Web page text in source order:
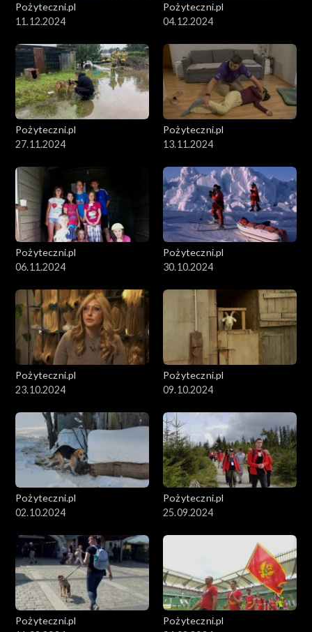
Pożyteczni.pl
11.12.2024
Pożyteczni.pl
04.12.2024
Pożyteczni.pl
27.11.2024
Pożyteczni.pl
13.11.2024
Pożyteczni.pl
06.11.2024
Pożyteczni.pl
30.10.2024
Pożyteczni.pl
23.10.2024
Pożyteczni.pl
09.10.2024
Pożyteczni.pl
02.10.2024
Pożyteczni.pl
25.09.2024
Pożyteczni.pl
Pożyteczni.pl